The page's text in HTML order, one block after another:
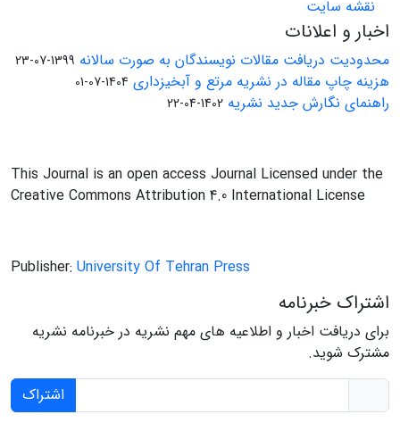
نقشه سایت
اخبار و اعلانات
محدودیت دریافت مقالات نویسندگان به صورت سالانه 1399-07-23
هزینه چاپ مقاله در نشریه مرتع و آبخیزداری 1404-07-01
راهنمای نگارش جدید نشریه 1402-04-22
This Journal is an open access Journal Licensed under the
Creative Commons Attribution 4.0 International License
Publisher: University Of Tehran Press
اشتراک خبرنامه
برای دریافت اخبار و اطلاعیه های مهم نشریه در خبرنامه نشریه
مشترک شوید.
اشتراک